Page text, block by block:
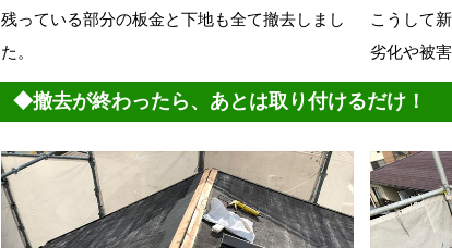
残っている部分の板金と下地も全て撤去しまし
た。
こうして
劣化や被
◆撤去が終わったら、あとは取り付けるだけ！